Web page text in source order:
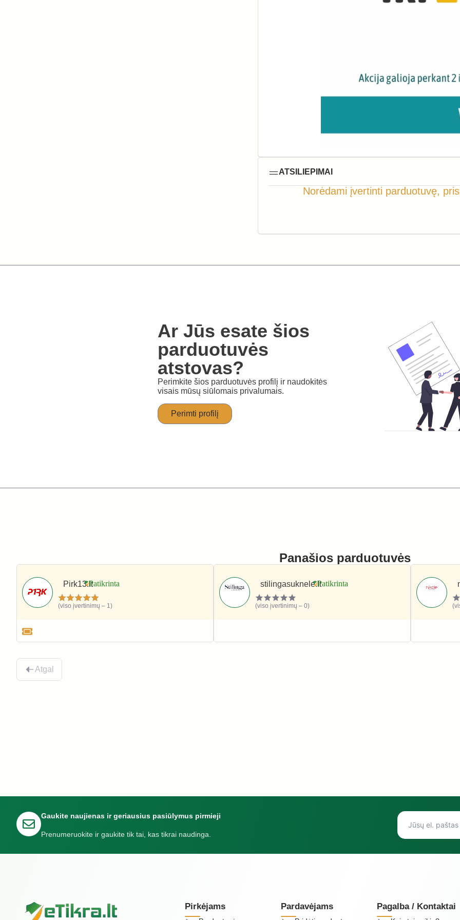
ATSILIEPIMAI
Norėdami įvertinti parduotuvę,
Ar Jūs esate šios
parduotuvės
atstovas?
Perimkite šios parduotuvės profilį ir naudokitės
visais mūsų siūlomais privalumais.
Perimti profilį
Panašios parduotuvės
Pirk13.lt
(viso įvertinimų – 1)
stilingasuknele.lt
(viso įvertinimų – 0)
Atgal
Gaukite naujienas ir geriausius pasiūlymus pirmieji
Prenumeruokite ir gaukite tik tai, kas tikrai naudinga.
Pirkėjams Pardavėjams Pagalba / Kontaktai